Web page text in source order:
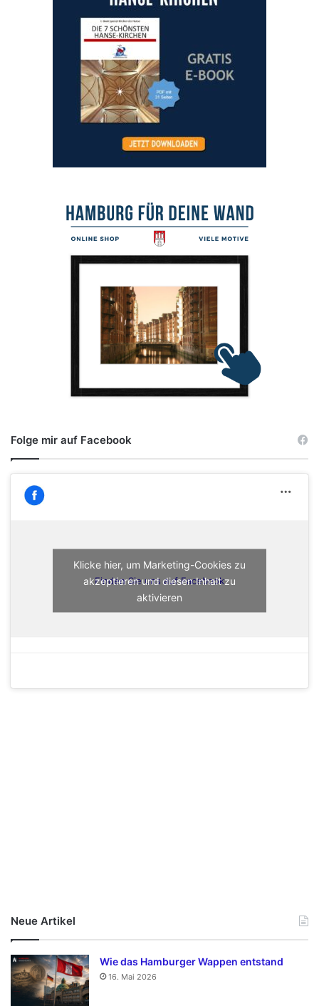
Folge mir auf Facebook
Finden Sie uns auf Facebook
Klicke hier, um Marketing-Cookies zu
akzeptieren und diesen Inhalt zu
aktivieren
Neue Artikel
Wie das Hamburger Wappen entstand
16. Mai 2026